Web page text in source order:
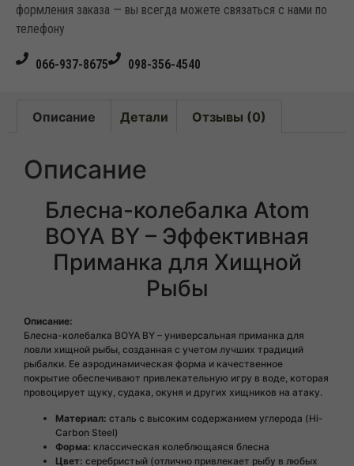
формления заказа — вы всегда можете связаться с нами по
телефону
066-937-8675 098-356-4540
Описание Детали Отзывы (0)
Описание
Блесна-колебалка Atom
BOYA BY – Эффективная
Приманка для Хищной
Рыбы
Описание:
Блесна-колебалка BOYA BY – универсальная приманка для
ловли хищной рыбы, созданная с учетом лучших традиций
рыбалки. Ее аэродинамическая форма и качественное
покрытие обеспечивают привлекательную игру в воде, которая
провоцирует щуку, судака, окуня и других хищников на атаку.
Материал: сталь с высоким содержанием углерода (Hi-
Carbon Steel)
Форма: классическая колеблющаяся блесна
Цвет: серебристый (отлично привлекает рыбу в любых